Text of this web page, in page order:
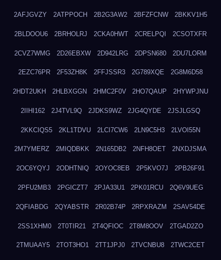
2AFJGVZY 2ATPPOCH 2B2G3AW2 2BFZFCNW 2BKKV1H5
2BLDOOU6 2BRHOLRJ 2CKA0HWT 2CRELPQI 2CSOTXFR
2CVZ7WMG 2D26EBXW 2D942LRG 2DPSN680 2DU7LORM
2EZC76PR 2F53ZH8K 2FFJSSR3 2G789XQE 2G8M6D58
2HDT2UKH 2HLBXGGN 2HMC2F0V 2HO7QAUP 2HYWPJNU
2IIHI162 2J4TVL9Q 2JDKS9WZ 2JG4QYDE 2JSJLGSQ
2KKCIQS5 2KL1TDVU 2LCI7CW6 2LN9C5H3 2LVOI55N
2M7YMERZ 2MIQDBKK 2N165DB2 2NFH8OET 2NXDJSMA
2OC6YQYJ 2ODHTNIQ 2OYOC8EB 2P5KVO7J 2PB26F91
2PFU2MB3 2PGICZT7 2PJA33U1 2PK01RCU 2Q6V9UEG
2QFIABDG 2QYABSTR 2R02B74P 2RPXRAZM 2SAV54DE
2SS1XHM0 2T0TIR21 2T4QFIOC 2T8M8OOV 2TGAD2ZO
2TMUAAY5 2TOT3HO1 2TT1JPJ0 2TVCNBU8 2TWC2CET